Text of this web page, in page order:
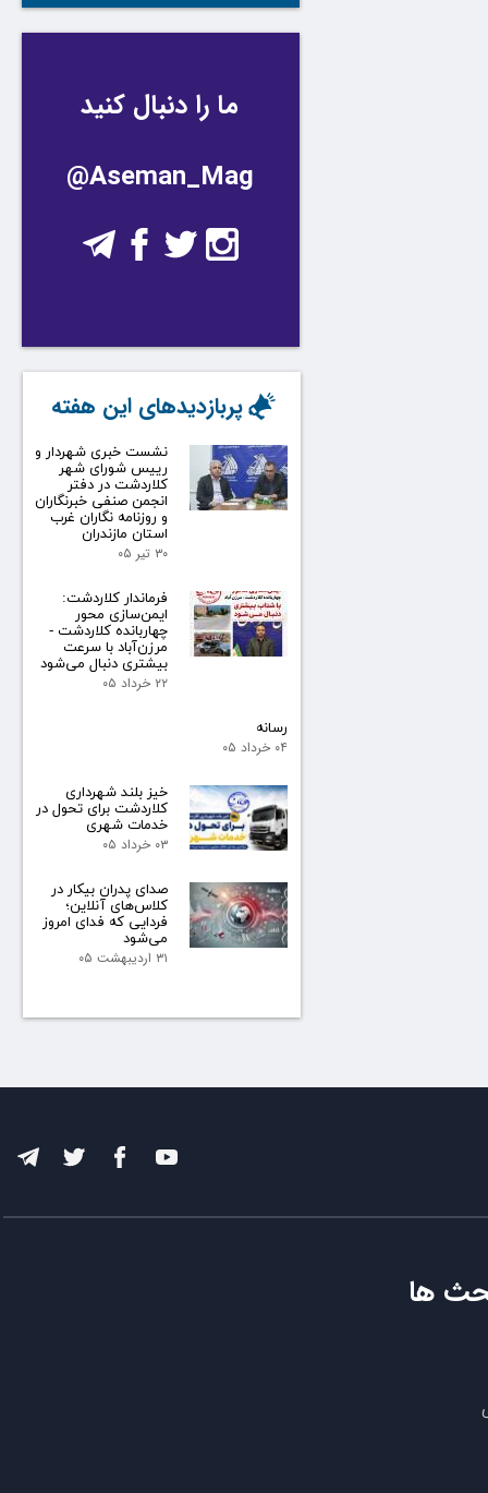
@Aseman_Mag
ما را دنبال کنید
نشست خبری شهردار و
رییس شورای شهر
کلاردشت در دفتر
انجمن صنفی خبرنگاران
و روزنامه نگاران غرب
استان مازندران
۳۰ تیر ۰۵
فرماندار کلاردشت:
ایمن‌سازی محور
چهاربانده کلاردشت -
مرزن‌آباد با سرعت
بیشتری دنبال می‌شود
۲۲ خرداد ۰۵
رسانه
۰۴ خرداد ۰۵
خیز بلند شهرداری
کلاردشت برای تحول در
خدمات شهری
۰۳ خرداد ۰۵
صدای پدران بیکار در
کلاس‌های آنلاین؛
فردایی که فدای امروز
می‌شود
۳۱ اردیبهشت ۰۵
پربازدیدهای این هفته
ها